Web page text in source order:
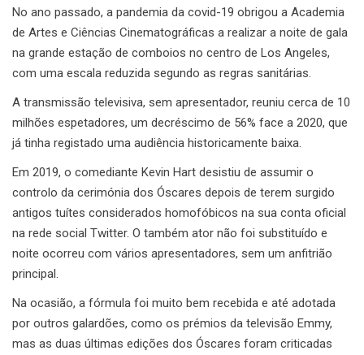
No ano passado, a pandemia da covid-19 obrigou a Academia
de Artes e Ciências Cinematográficas a realizar a noite de gala
na grande estação de comboios no centro de Los Angeles,
com uma escala reduzida segundo as regras sanitárias.
A transmissão televisiva, sem apresentador, reuniu cerca de 10
milhões espetadores, um decréscimo de 56% face a 2020, que
já tinha registado uma audiência historicamente baixa.
Em 2019, o comediante Kevin Hart desistiu de assumir o
controlo da cerimónia dos Óscares depois de terem surgido
antigos tuítes considerados homofóbicos na sua conta oficial
na rede social Twitter. O também ator não foi substituído e
noite ocorreu com vários apresentadores, sem um anfitrião
principal.
Na ocasião, a fórmula foi muito bem recebida e até adotada
por outros galardões, como os prémios da televisão Emmy,
mas as duas últimas edições dos Óscares foram criticadas